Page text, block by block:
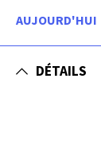
AUJOURD'HUI
DÉTAILS